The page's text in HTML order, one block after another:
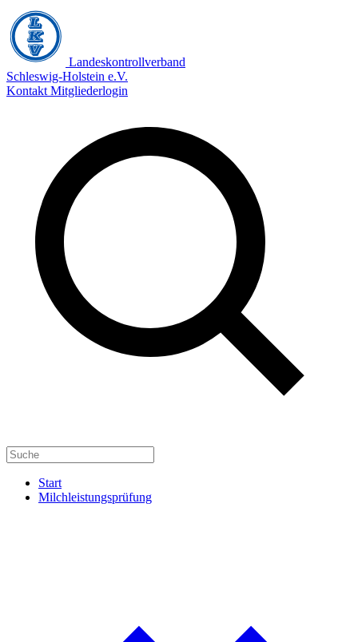
Landeskontrollverband
Schleswig-Holstein e.V.
Kontakt Mitgliederlogin
Start
Milchleistungsprüfung